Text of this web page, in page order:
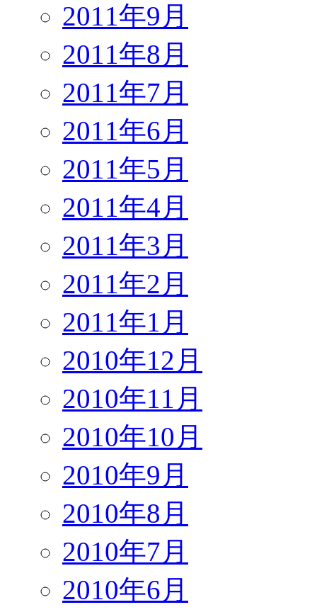
2011年9月
2011年8月
2011年7月
2011年6月
2011年5月
2011年4月
2011年3月
2011年2月
2011年1月
2010年12月
2010年11月
2010年10月
2010年9月
2010年8月
2010年7月
2010年6月